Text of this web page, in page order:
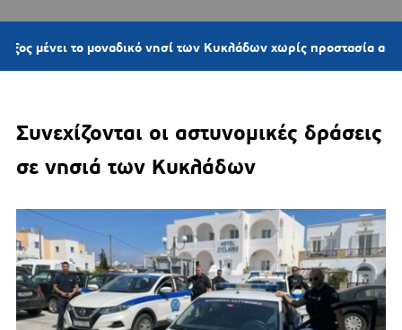
το μοναδικό νησί των Κυκλάδων χωρίς προστασία από νέες
Συνεχίζονται οι αστυνομικές δράσεις
σε νησιά των Κυκλάδων